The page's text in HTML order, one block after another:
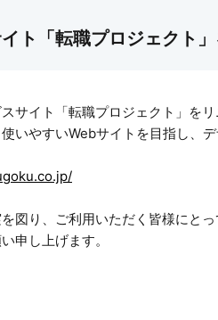
ト「転職プロジェクト」
サイト「転職プロジェクト」を
いやすいWebサイトを目指し、デ
図り、ご利用いただく皆様にと
申し上げます。